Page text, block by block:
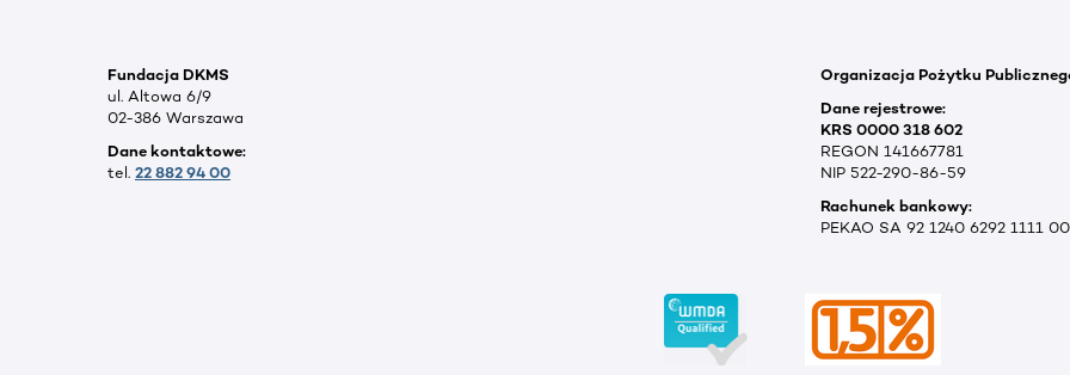
Fundacja DKMS
ul. Altowa 6/9
02-386 Warszawa
Dane kontaktowe:
tel. 22 882 94 00
Organizacja Pożytku
Dane rejestrowe:
KRS 0000 318 602
REGON 141667781
NIP 522-290-86-59
Rachunek bankowy:
PEKAO SA 92 1240 6292 1111